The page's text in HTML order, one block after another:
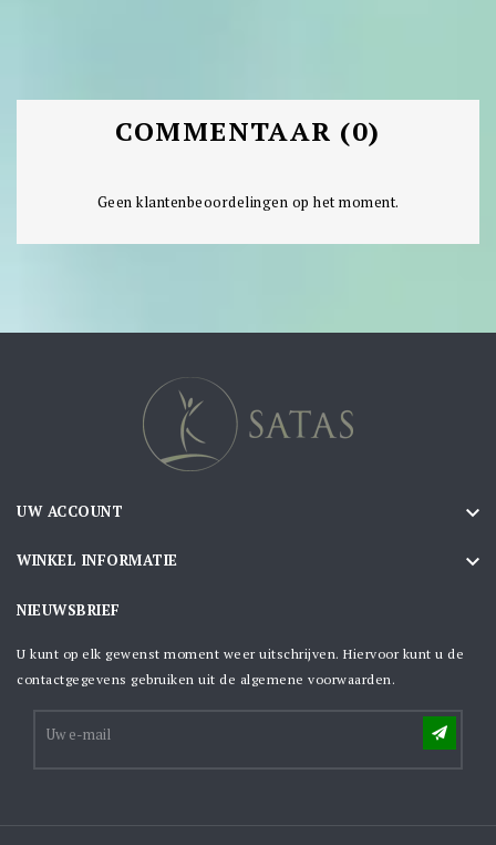
COMMENTAAR (0)
Geen klantenbeoordelingen op het moment.
UW ACCOUNT 
WINKEL INFORMATIE 
NIEUWSBRIEF
U kunt op elk gewenst moment weer uitschrijven. Hiervoor kunt u de
contactgegevens gebruiken uit de algemene voorwaarden.